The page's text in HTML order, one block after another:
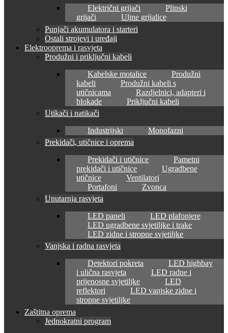
Električni grijači
Plinski
grijači
Uljne grijalice
Punjači akumulatora i starteri
Ostali strojevi i uređaji
Elektrooprema i rasvjeta
Produžni i priključni kabeli
Kabelske motalice
Produžni
kabeli
Produžni kabeli s
utičnicama
Razdjelnici, adapteri i
blokade
Priključni kabeli
Utikači i natikači
Industrijski
Monofazni
Prekidači, utičnice i oprema
Prekidači i utičnice
Pametni
prekidači i utičnice
Ugradbene
utičnice
Ventilatori
Portafoni
Zvonca
Unutarnja rasvjeta
LED paneli
LED plafonjere
LED ugradbene svjetiljke i trake
LED zidne i stropne svjetiljke
Vanjska i radna rasvjeta
Detektori pokreta
LED highbay
i ulična rasvjeta
LED radne i
prijenosne svjetiljke
LED
reflektori
LED vanjske zidne i
stropne svjetiljke
Zaštitna oprema
Jednokratni program